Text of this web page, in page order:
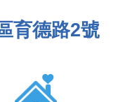
育德路2號